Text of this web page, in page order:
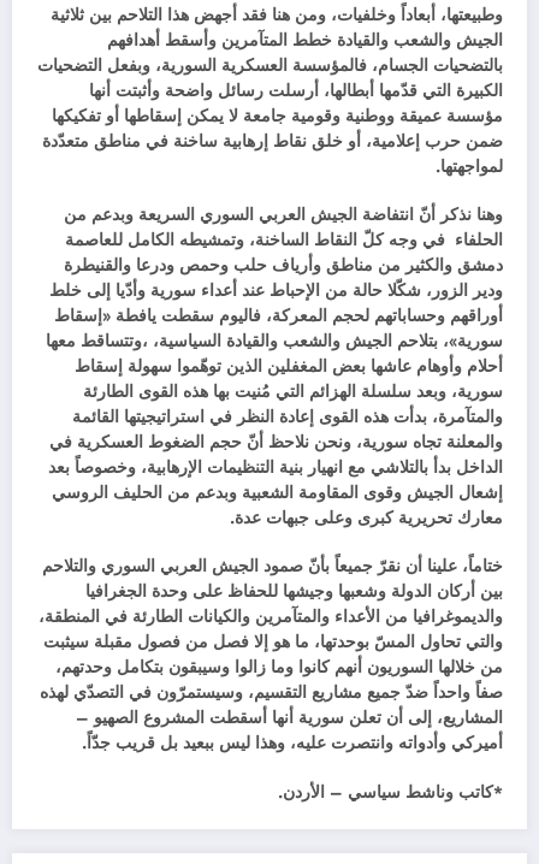
وطبيعتها، أبعاداً وخلفيات، ومن هنا فقد أجهض هذا التلاحم بين ثلاثية
الجيش والشعب والقيادة خطط المتآمرين وأسقط أهدافهم
بالتضحيات الجسام، فالمؤسسة العسكرية السورية، وبفعل التضحيات
الكبيرة التي قدّمها أبطالها، أرسلت رسائل واضحة وأثبتت أنها
مؤسسة عميقة ووطنية وقومية جامعة لا يمكن إسقاطها أو تفكيكها
ضمن حرب إعلامية، أو خلق نقاط إرهابية ساخنة في مناطق متعدّدة
لمواجهتها.
وهنا نذكر أنّ انتفاضة الجيش العربي السوري السريعة وبدعم من
الحلفاء في وجه كلّ النقاط الساخنة، وتمشيطه الكامل للعاصمة
دمشق والكثير من مناطق وأرياف حلب وحمص ودرعا والقنيطرة
ودير الزور، شكّلا حالة من الإحباط عند أعداء سورية وأدّيا إلى خلط
أوراقهم وحساباتهم لحجم المعركة، فاليوم سقطت يافطة «إسقاط
سورية»، بتلاحم الجيش والشعب والقيادة السياسية، ،وتتساقط معها
أحلام وأوهام عاشها بعض المغفلين الذين توهّموا سهولة إسقاط
سورية، وبعد سلسلة الهزائم التي مُنيت بها هذه القوى الطارئة
والمتآمرة، بدأت هذه القوى إعادة النظر في استراتيجيتها القائمة
والمعلنة تجاه سورية، ونحن نلاحظ أنّ حجم الضغوط العسكرية في
الداخل بدأ بالتلاشي مع انهيار بنية التنظيمات الإرهابية، وخصوصاً بعد
إشعال الجيش وقوى المقاومة الشعبية وبدعم من الحليف الروسي
معارك تحريرية كبرى وعلى جبهات عدة.
ختاماً، علينا أن نقرّ جميعاً بأنّ صمود الجيش العربي السوري والتلاحم
بين أركان الدولة وشعبها وجيشها للحفاظ على وحدة الجغرافيا
والديموغرافيا من الأعداء والمتآمرين والكيانات الطارئة في المنطقة،
والتي تحاول المسّ بوحدتها، ما هو إلا فصل من فصول مقبلة سيثبت
من خلالها السوريون أنهم كانوا وما زالوا وسيبقون بتكامل وحدتهم،
صفاً واحداً ضدّ جميع مشاريع التقسيم، وسيستمرّون في التصدّي لهذه
المشاريع، إلى أن تعلن سورية أنها أسقطت المشروع الصهيو –
أميركي وأدواته وانتصرت عليه، وهذا ليس ببعيد بل قريب جدّاً.
*كاتب وناشط سياسي – الأردن.